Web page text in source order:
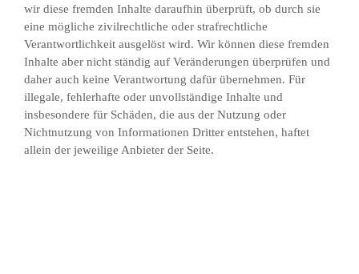
wir diese fremden Inhalte daraufhin überprüft, ob durch sie
eine mögliche zivilrechtliche oder strafrechtliche
Verantwortlichkeit ausgelöst wird. Wir können diese fremden
Inhalte aber nicht ständig auf Veränderungen überprüfen und
daher auch keine Verantwortung dafür übernehmen. Für
illegale, fehlerhafte oder unvollständige Inhalte und
insbesondere für Schäden, die aus der Nutzung oder
Nichtnutzung von Informationen Dritter entstehen, haftet
allein der jeweilige Anbieter der Seite.